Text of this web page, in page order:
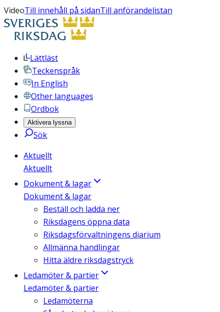
VideoTill innehåll på sidanTill anförandelistan
Lättläst
Teckenspråk
In English
Other languages
Ordbok
Aktivera lyssna
Sök
Aktuellt
Aktuellt
Dokument & lagar
Dokument & lagar
Beställ och ladda ner
Riksdagens öppna data
Riksdagsförvaltningens diarium
Allmänna handlingar
Hitta äldre riksdagstryck
Ledamöter & partier
Ledamöter & partier
Ledamöterna